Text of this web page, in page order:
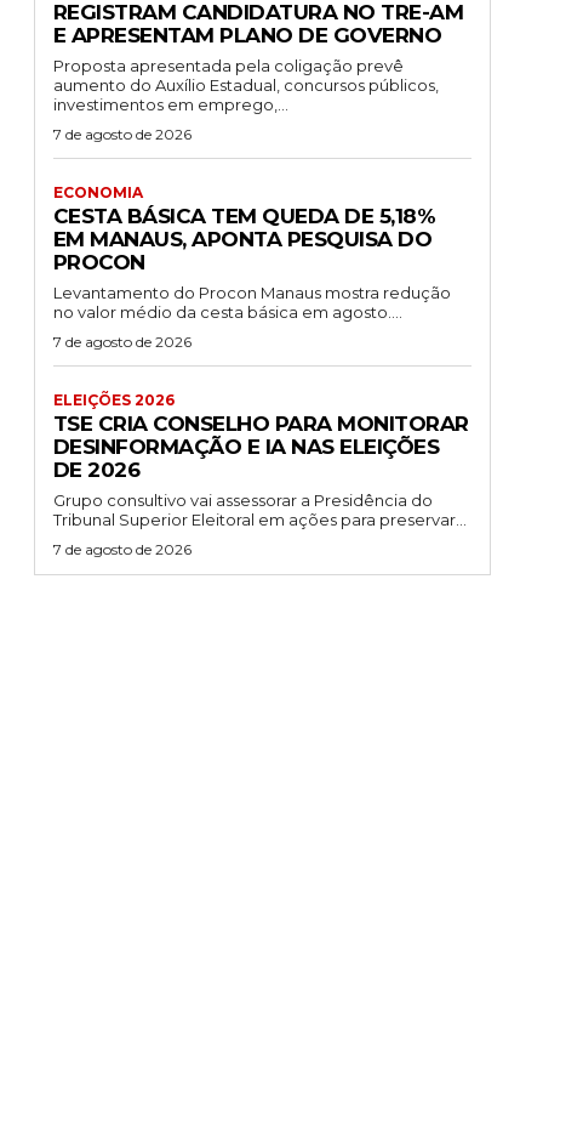
REGISTRAM CANDIDATURA NO TRE-AM
E APRESENTAM PLANO DE GOVERNO
Proposta apresentada pela coligação prevê
aumento do Auxílio Estadual, concursos públicos,
investimentos em emprego,...
7 de agosto de 2026
ECONOMIA
CESTA BÁSICA TEM QUEDA DE 5,18%
EM MANAUS, APONTA PESQUISA DO
PROCON
Levantamento do Procon Manaus mostra redução
no valor médio da cesta básica em agosto....
7 de agosto de 2026
ELEIÇÕES 2026
TSE CRIA CONSELHO PARA MONITORAR
DESINFORMAÇÃO E IA NAS ELEIÇÕES
DE 2026
Grupo consultivo vai assessorar a Presidência do
Tribunal Superior Eleitoral em ações para preservar...
7 de agosto de 2026